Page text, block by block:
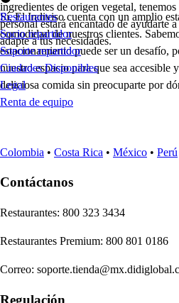
ingredientes de origen vegetal,
personal estará encantado de ayudarte
adapte a tus necesidades.
Sí, El Indiviso cuenta con un amplio
comodidad de nuestros clientes.
estacionamiento puede ser un desafío,
nuestro espacio para que sea accesible
deliciosa comida sin preocuparte por
Restaurantes
Socio repartidor
Soporte repartidor
Ciudades Disponibles
Legal
Renta de equipo
Colombia • Costa Rica • México • Perú
Contáctanos
Restaurantes: 800 323 3434
Restaurantes Premium: 800 801 0186
Correo:
Regulación